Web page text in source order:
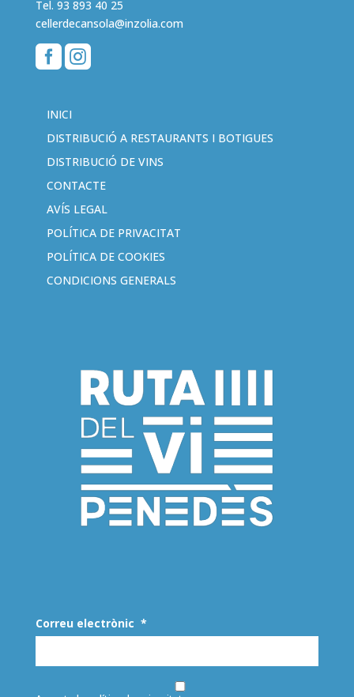
Tel. 93 893 40 25
cellerdecansola@inzolia.com

INICI
DISTRIBUCIÓ A RESTAURANTS I BOTIGUES
DISTRIBUCIÓ DE VINS
CONTACTE
AVÍS LEGAL
POLÍTICA DE PRIVACITAT
POLÍTICA DE COOKIES
CONDICIONS GENERALS
Correu electrònic *